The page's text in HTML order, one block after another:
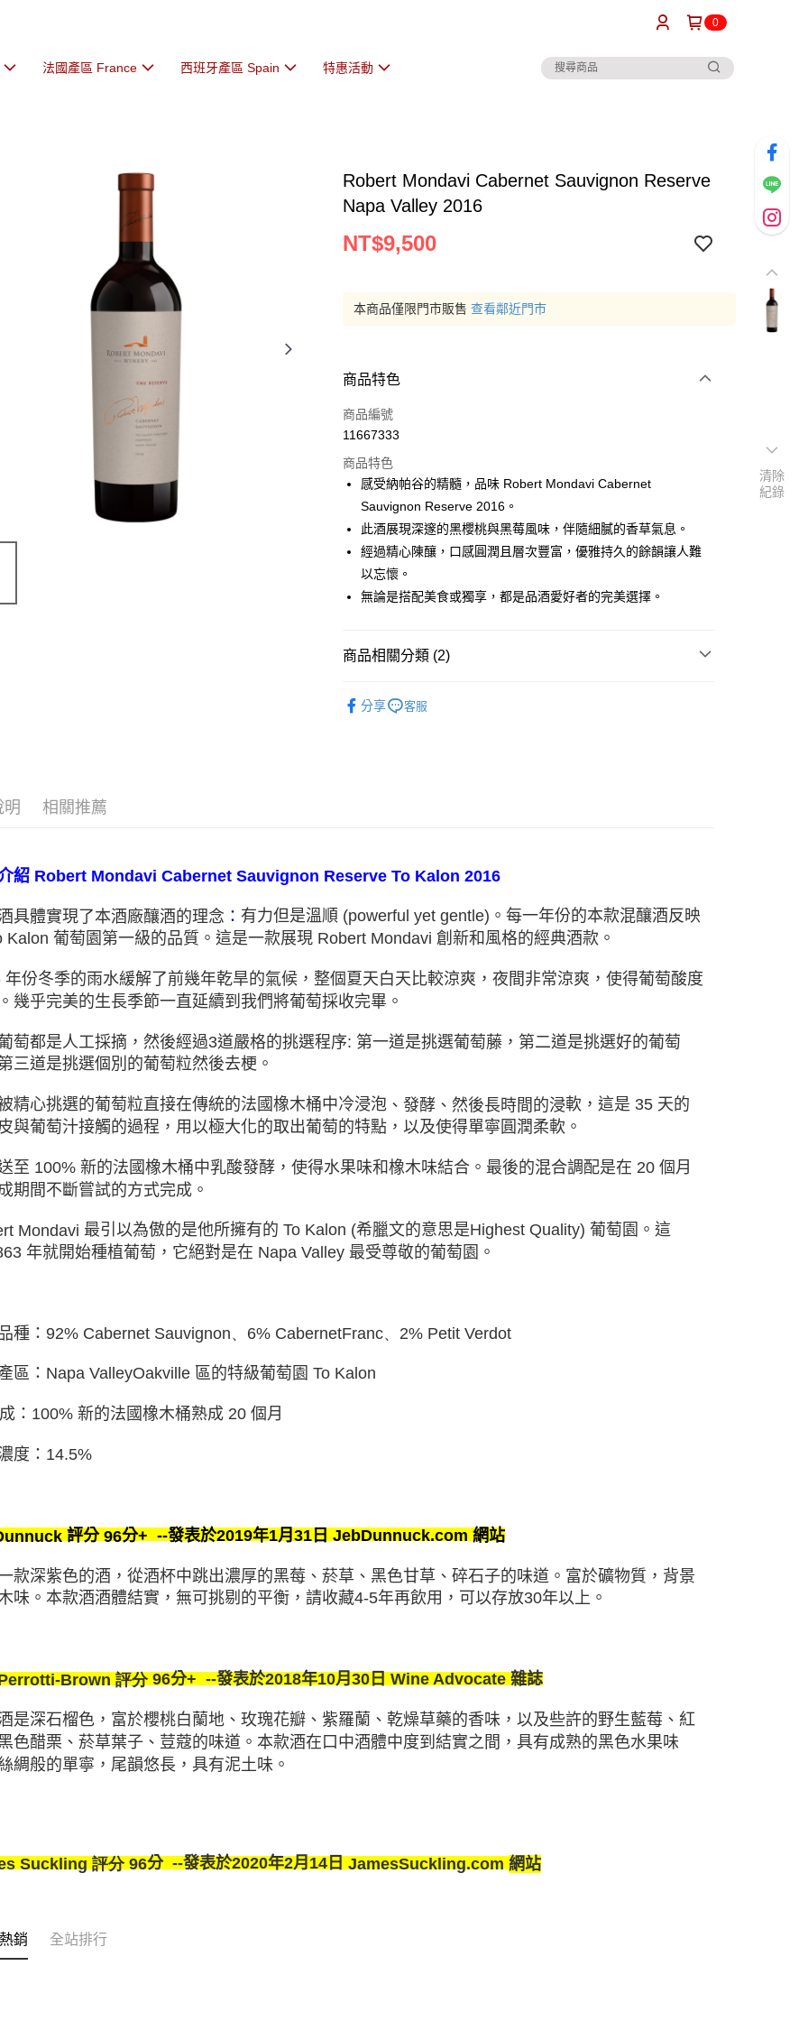
0
法國產區 France 西班牙產區 Spain 特惠活動
Robert Mondavi Cabernet Sauvignon Reserve
Napa Valley 2016
NT$9,500
本商品僅限門市販售 查看鄰近門市
商品特色
商品編號
11667333
商品特色
感受納帕谷的精髓，品味 Robert Mondavi Cabernet
Sauvignon Reserve 2016。
此酒展現深邃的黑櫻桃與黑莓風味，伴隨細膩的香草氣息。
經過精心陳釀，口感圓潤且層次豐富，優雅持久的餘韻讓人難
以忘懷。
無論是搭配美食或獨享，都是品酒愛好者的完美選擇。
商品相關分類 (2)
分享 客服
明 相關推薦
紹 Robert MondaviCabernet Sauvignon Reserve To Kalon 2016
具體實現了本酒廠釀酒的理念 ： 有力但是溫順 (powerful yet gentle) 。每一年份的本款混釀酒反映
Kalon葡萄園第一級的品質。這是一款展現 Robert Mondavi 創新和風格的經典酒款。
年份冬季的雨水緩解了前幾年乾旱的氣候，整個夏天白天比較涼爽，夜間非常涼爽，使得葡萄酸度
幾乎完美的生長季節一直延續到我們將葡萄採收完畢。
萄都是人工採摘，然後經過3道嚴格的挑選程序: 第一道是挑選葡萄藤，第二道是挑選好的葡萄
三道是挑選個別的葡萄粒然後去梗。
精心挑選的葡萄粒直接在傳統的法國橡木桶中冷浸泡 、發酵 、然後長時間的浸軟，這是 35 天的
與葡萄汁接觸的過程，用以極大化的取出葡萄的特點，以及使得單寧圓潤柔軟。
至 100%新的法國橡木桶中乳酸發酵，使得水果味和橡木味結合。最後的混合調配是在 20個月
期間不斷嘗試的方式完成。
Mondavi最引以為傲的是他所擁有的To Kalon (希臘文的意思是Highest Quality)葡萄園。這
年就開始種植葡萄，它絕對是在 Napa Valley最受尊敬的葡萄園。
種 ：92% Cabernet Sauvignon、6% CabernetFranc、 2% Petit Verdot
區： Napa ValleyOakville 區的特級葡萄園To Kalon
成： 100%新的法國橡木桶熟成 20個月
度： 14.5%
評分96分+ --發表於2019年1月31 日JebDunnuck.com網站
款深紫色的酒，從酒杯中跳出濃厚的黑莓 、菸草、黑色甘草、碎石子的味道。富於礦物質，背景
味。本款酒酒體結實，無可挑剔的平衡，請收藏4-5年再飲用， 可以存放30年以上。
Brown 評分96分+ --發表於2018年10月30 日Wine Advocate雜誌
是深石榴色，富於櫻桃白蘭地 、玫瑰花瓣、紫羅蘭、乾燥草藥的香味，以及些許的野生藍莓、紅
色醋栗 、菸草葉子、荳蔻的味道。本款酒在口中酒體中度到結實之間，具有成熟的黑色水果味
綢般的單寧，尾韻悠長，具有泥土味。
Suckling評分96分 --發表於2020年2月 14 日JamesSuckling.com網站
銷 全站排行
清除
紀錄